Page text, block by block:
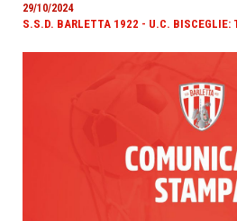
29/10/2024
S.S.D. BARLETTA 1922 - U.C. BISCEGLIE: